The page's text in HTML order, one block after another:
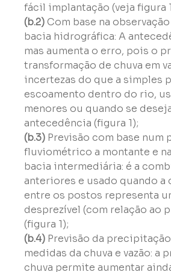
fácil implantação (veja figura
(b.2) Com base na
bacia hidrográfica: A
mas aumenta o erro, pois o
transformação de chuva em
incertezas do que a simples
escoamento dentro do rio,
menores ou quando se
antecedência (figura 1);
(b.3) Previsão com base num
fluviométrico a montante e
bacia intermediária: é a
anteriores e usado quando
entre os postos representa
desprezível (com relação ao
(figura 1);
(b.4) Previsão da precipitação
medidas da chuva e vazão: a
chuva permite aumentar